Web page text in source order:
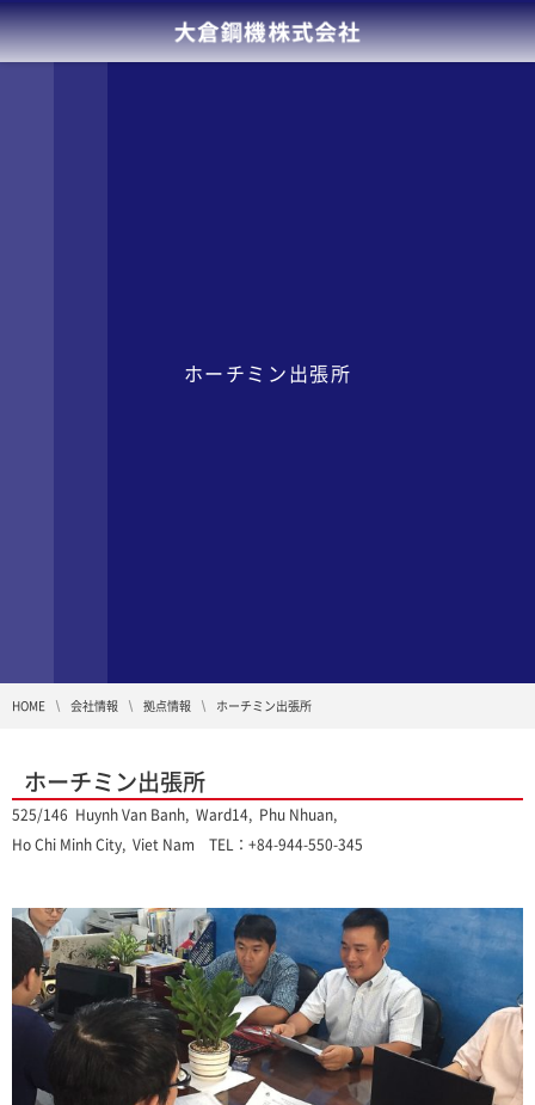
ホーチミン出張所
HOME 会社情報 拠点情報 ホーチミン出張所
ホーチミン出張所
525/146 Huynh Van Banh, Ward14, Phu Nhuan,
Ho Chi Minh City, Viet Nam
TEL：+84-944-550-345